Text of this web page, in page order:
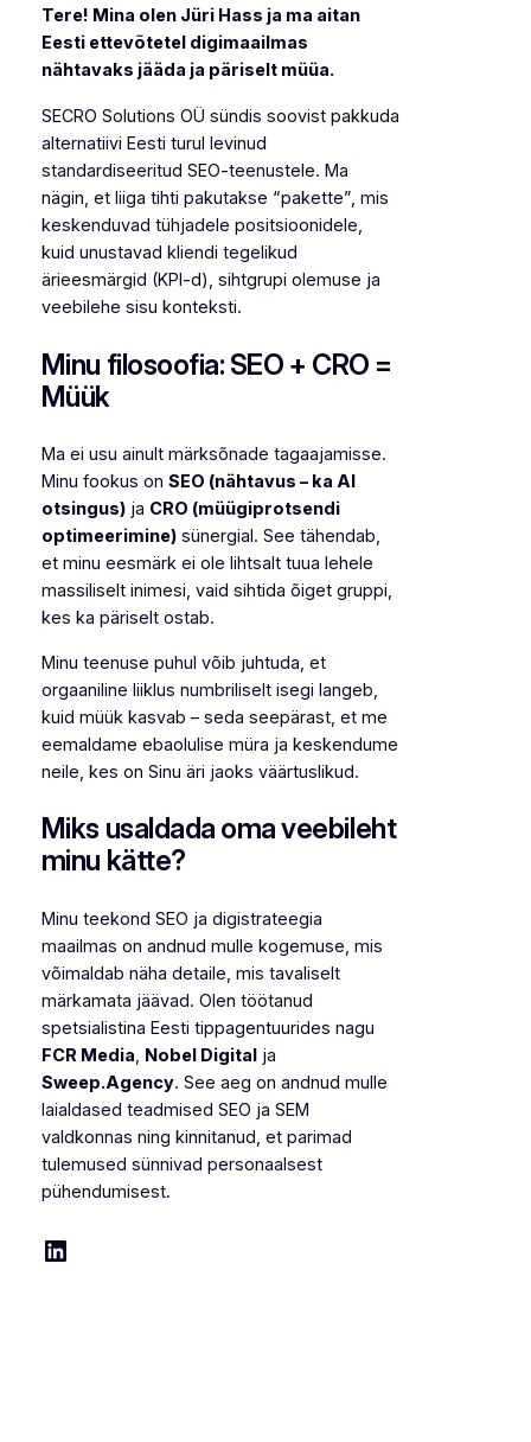
Tere! Mina olen Jüri Hass ja ma aitan
Eesti ettevõtetel digimaailmas
nähtavaks jääda ja päriselt müüa.
SECRO Solutions OÜ sündis soovist pakkuda
alternatiivi Eesti turul levinud
standardiseeritud SEO-teenustele. Ma
nägin, et liiga tihti pakutakse “pakette”, mis
keskenduvad tühjadele positsioonidele,
kuid unustavad kliendi tegelikud
ärieesmärgid (KPI-d), sihtgrupi olemuse ja
veebilehe sisu konteksti.
Minu filosoofia: SEO + CRO =
Müük
Ma ei usu ainult märksõnade tagaajamisse.
Minu fookus on SEO (nähtavus – ka AI
otsingus)ja CRO (müügiprotsendi
optimeerimine)sünergial. See tähendab,
et minu eesmärk ei ole lihtsalt tuua lehele
massiliselt inimesi, vaid sihtida õiget gruppi,
kes ka päriselt ostab.
Minu teenuse puhul võib juhtuda, et
orgaaniline liiklus numbriliselt isegi langeb,
kuid müük kasvab – seda seepärast, et me
eemaldame ebaolulise müra ja keskendume
neile, kes on Sinu äri jaoks väärtuslikud.
Miks usaldada oma veebileht
minu kätte?
Minu teekond SEO ja digistrateegia
maailmas on andnud mulle kogemuse, mis
võimaldab näha detaile, mis tavaliselt
märkamata jäävad. Olen töötanud
spetsialistina Eesti tippagentuurides nagu
FCR Media Nobel Digitalja
Sweep.Agency. See aeg on andnud mulle
laialdased teadmised SEO ja SEM
valdkonnas ning kinnitanud, et parimad
tulemused sünnivad personaalsest
pühendumisest.
LinkedIn